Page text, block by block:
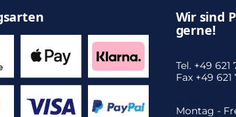
Wir sind
gerne!
Tel. +49 621
Fax +49 621
Montag -